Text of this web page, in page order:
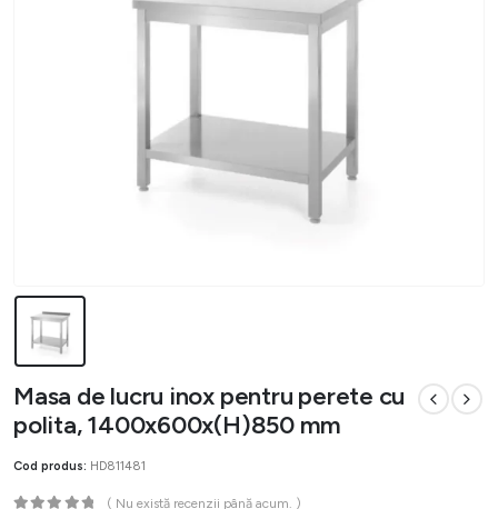
Masa de lucru inox pentru perete cu
polita, 1400x600x(H)850 mm
Cod produs: HD811481
( Nu există recenzii până acum. )